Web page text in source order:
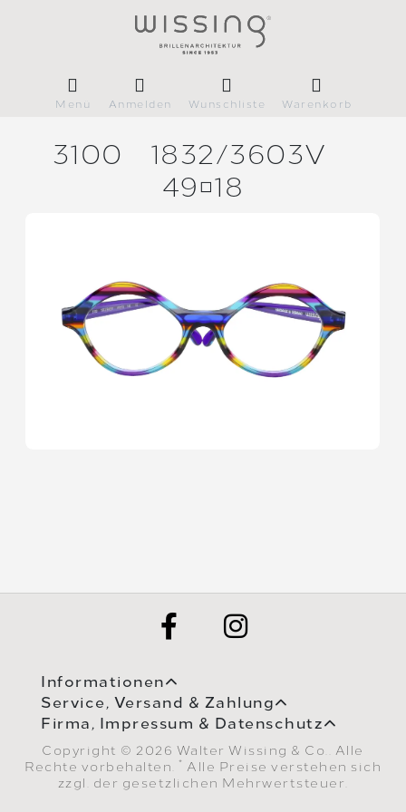
Menü Anmelden Wunschliste Warenkorb
3100 1832/3603V
4918
Informationen
Service, Versand & Zahlung
Firma, Impressum & Datenschutz
Copyright © 2026 Walter Wissing & Co.. Alle
Rechte vorbehalten.
* Alle Preise verstehen sich
zzgl. der gesetzlichen Mehrwertsteuer.